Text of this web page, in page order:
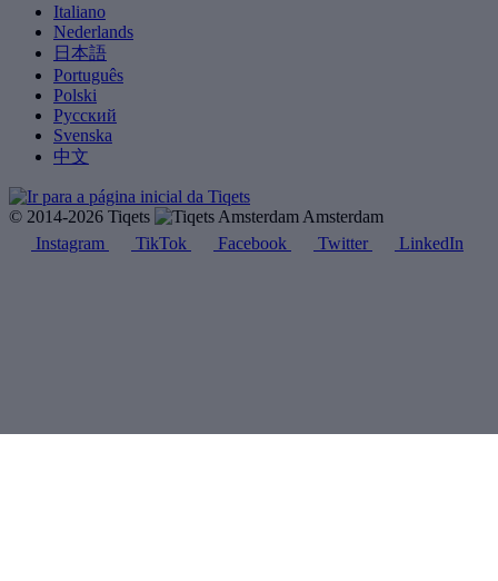
Italiano
Nederlands
日本語
Português
Polski
Русский
Svenska
中文
© 2014-2026 Tiqets
Amsterdam
Instagram
TikTok Facebook Twitter LinkedIn